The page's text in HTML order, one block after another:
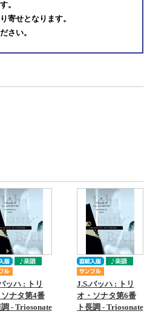
。
寄せとなります。
さい。
ッハ : トリ
ナタ第4番
- Triosonate
J.S.バッハ : トリ
オ・ソナタ第6番
ト長調 - Triosonate